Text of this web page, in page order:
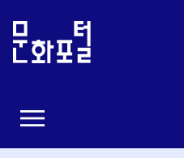
문
내
메
뉴
메
menu